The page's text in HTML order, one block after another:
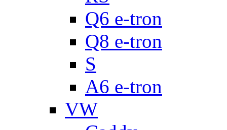
Q6 e-tron
Q8 e-tron
S
A6 e-tron
VW